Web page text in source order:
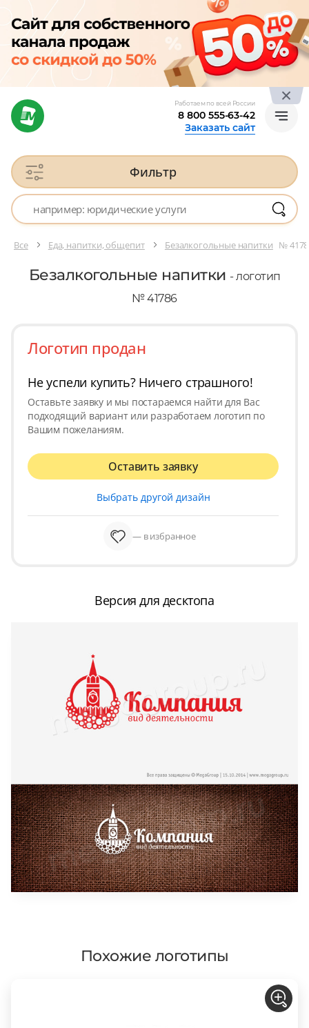
Работаем по всей России
8 800 555-63-42
Заказать сайт
Фильтр
Все Еда, напитки, общепит Безалкогольные напитки №
Безалкогольные напитки - логотип
№ 41786
Логотип продан
Не успели купить? Ничего страшного!
Оставьте заявку и мы постараемся найти для Вас
подходящий вариант или разработаем логотип по
Вашим пожеланиям.
Оставить заявку
Выбрать другой дизайн
— в избранное
Версия для десктопа
Похожие логотипы